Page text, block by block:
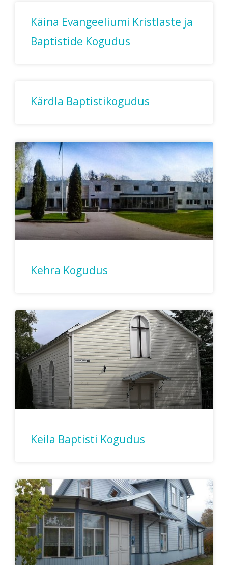
Käina Evangeeliumi Kristlaste ja
Baptistide Kogudus
Kärdla Baptistikogudus
Kehra Kogudus
Keila Baptisti Kogudus